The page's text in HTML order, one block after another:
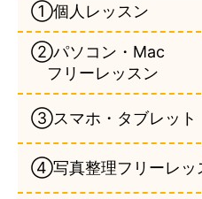
①個人レッスン
②パソコン・Mac
フリーレッスン
③スマホ・タブレット
④写真整理フリーレッ